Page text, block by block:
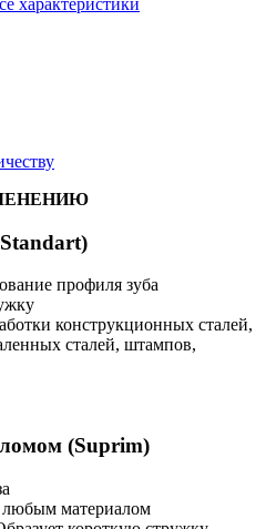
профиля зуба
конструкционных сталей,
сталей, штампов,
(Suprim)
любым материалом